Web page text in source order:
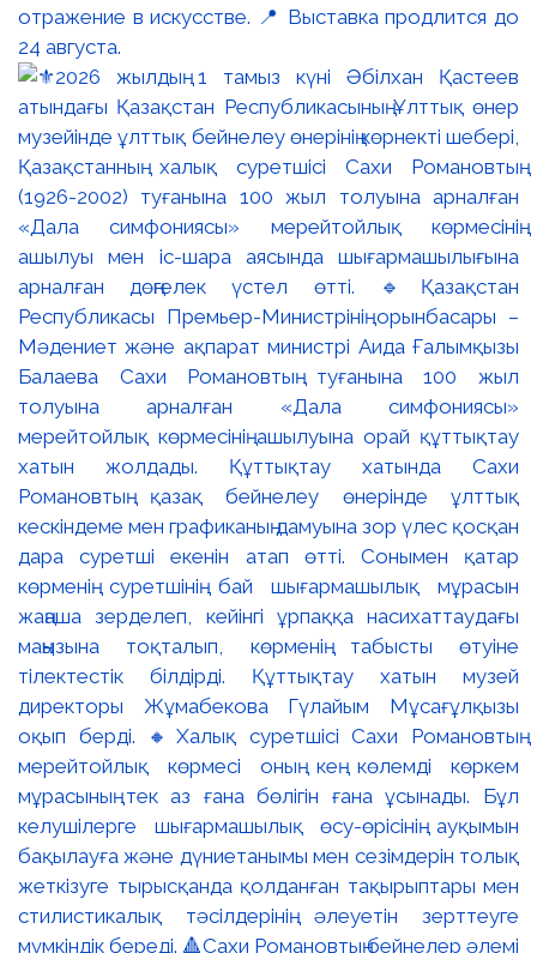
отражение в искусстве. 📍 Выставка продлится до
24 августа.